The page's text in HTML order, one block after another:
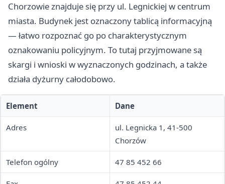
Chorzowie znajduje się przy ul. Legnickiej w centrum
miasta. Budynek jest oznaczony tablicą informacyjną
— łatwo rozpoznać go po charakterystycznym
oznakowaniu policyjnym. To tutaj przyjmowane są
skargi i wnioski w wyznaczonych godzinach, a także
działa dyżurny całodobowo.
Element Dane
Adres
ul. Legnicka 1, 41-500
Chorzów
Telefon ogólny 47 85 452 66